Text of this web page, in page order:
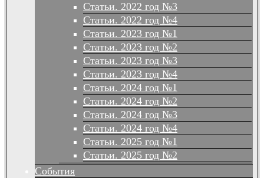
Статьи. 2022 год №3
Статьи. 2022 год №4
Статьи. 2023 год №1
Статьи. 2023 год №2
Статьи. 2023 год №3
Статьи. 2023 год №4
Статьи. 2024 год №1
Статьи. 2024 год №2
Статьи. 2024 год №3
Статьи. 2024 год №4
Статьи. 2025 год №1
Статьи. 2025 год №2
События